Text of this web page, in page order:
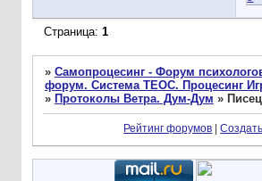
Страница: 1
» Самопроцесинг - Форум
форум. Система ТЕОС. Процесинг
» Протоколы Ветра. Дум-Дум »
Рейтинг форумов |